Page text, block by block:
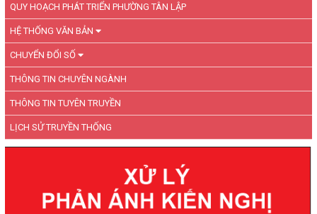
QUY HOẠCH PHÁT TRIỂN PHƯỜNG TÂN LẬP
HỆ THỐNG VĂN BẢN
CHUYỂN ĐỔI SỐ
THÔNG TIN CHUYÊN NGÀNH
THÔNG TIN TUYÊN TRUYỀN
LỊCH SỬ TRUYỀN THỐNG